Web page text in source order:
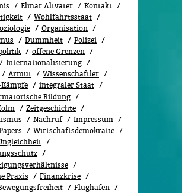
Elmar Altvater
Kontakt
Wohlfahrtsstaat
Organisation
Dummheit
Polizei
offene Grenzen
Internationalisierung
Armut
Wissenschaftler
integraler Staat
Bildung
Zeitgeschichte
Nachruf
Impressum
Wirtschaftsdemokratie
Praxis
Finanzkrise
Flughäfen